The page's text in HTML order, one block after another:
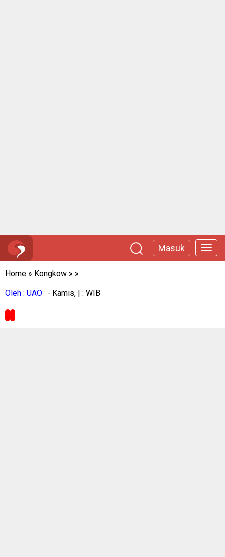
Masuk
Home » Kongkow » »
Oleh : UAO - Kamis, | : WIB